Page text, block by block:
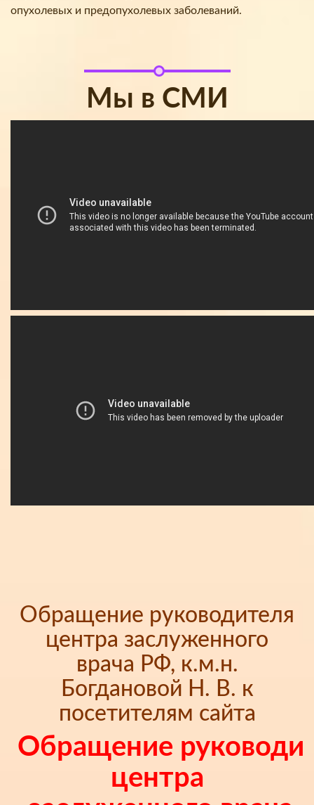
опухолевых и предопухолевых заболеваний.
Мы в СМИ
Обращение руководителя
центра заслуженного
врача РФ, к.м.н.
Богдановой Н. В. к
посетителям сайта
Обращение
центра